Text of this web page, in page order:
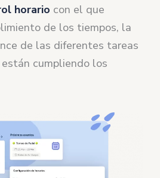
horario con el que
de los tiempos, la
de las diferentes tareas
cumpliendo los